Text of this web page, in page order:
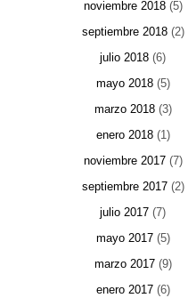
noviembre 2018(5)
septiembre 2018(2)
julio 2018 (6)
mayo 2018(5)
marzo 2018(3)
enero 2018(1)
noviembre 2017(7)
septiembre 2017(2)
julio 2017 (7)
mayo 2017(5)
marzo 2017(9)
enero 2017(6)